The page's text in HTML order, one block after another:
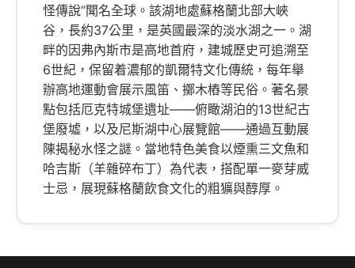
怪傳說”聞名全球。該湖地處蘇格蘭北部大峽
谷，長約37公里，是英國最深的淡水湖之一。湖
畔的因弗內斯市是高地首府，建城歷史可追溯至
6世紀，保留着濃郁的凱爾特文化傳統，每年舉
辦高地運動會展示風笛、擲木樁等民俗。著名景
點包括厄克特城堡遺址——俯瞰湖泊的13世紀古
堡廢墟，以及尼斯湖中心展覽館——通過互動展
陳揭秘水怪之謎。當地特色美食以煙熏三文魚和
哈吉斯（羊雜碎布丁）為代表，搭配單一麥芽威
士忌，展現蘇格蘭飲食文化的粗獷與醇厚。